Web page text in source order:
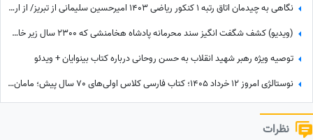
نگاهی به چیدمان اتاق رتبه 1 کنکور ریاضی 1403 امیرحسین سلیمانی از تبریز/ از ارگ هنری تا نشد یک ریاضیدان، ماشین حساب ساده
(ویدیو) کشف شگفت انگیز سند محرمانه پادشاه هخامنشی که 2300 سال زیر خاک مخفی بود/ چرا مردم ایران باستان منشور کوروش را ندیده مُردند؟
توصیه ویژه رهبر شهید انقلاب به حسن روحانی درباره کتاب بینوایان + ویدئو
نوستالژی امروز 12 خرداد 1405؛ کتاب فارسی کلاس اولی‌های 70 سال پیش؛ مامان‌بزرگ بابابزرگ‌ها با این کتاب با سواد شدن😍
نظرات